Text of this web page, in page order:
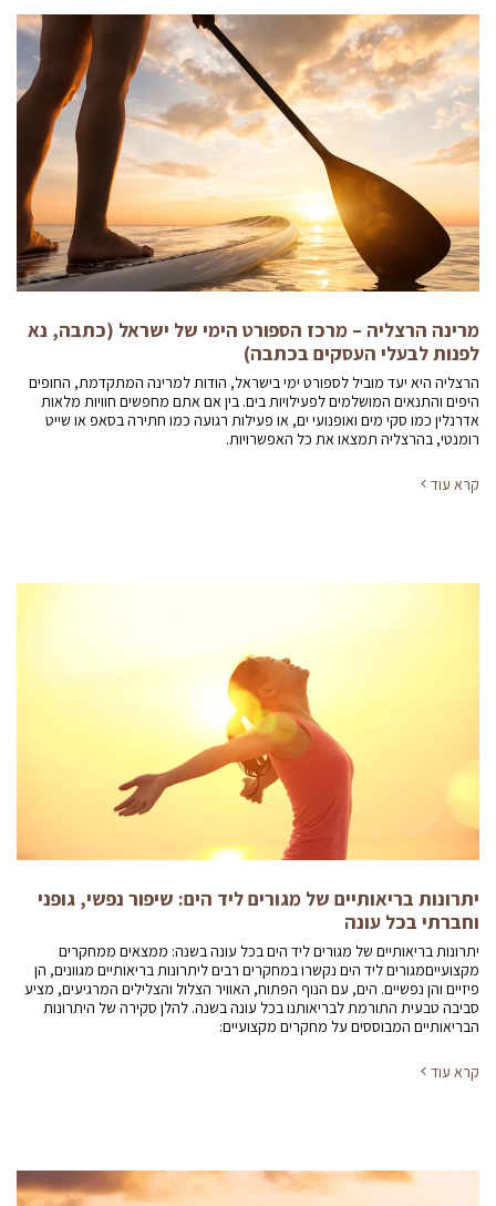
מרינה הרצליה – מרכז הספורט הימי של ישראל (כתבה, נא
לפנות לבעלי העסקים בכתבה)
הרצליה היא יעד מוביל לספורט ימי בישראל, הודות למרינה המתקדמת, החופים
היפים והתנאים המושלמים לפעילויות בים. בין אם אתם מחפשים חוויות מלאות
אדרנלין כמו סקי מים ואופנועי ים, או פעילות רגועה כמו חתירה בסאפ או שייט
רומנטי, בהרצליה תמצאו את כל האפשרויות.
קרא עוד
יתרונות בריאותיים של מגורים ליד הים: שיפור נפשי, גופני
וחברתי בכל עונה
יתרונות בריאותיים של מגורים ליד הים בכל עונה בשנה: ממצאים ממחקרים
מקצועייםמגורים ליד הים נקשרו במחקרים רבים ליתרונות בריאותיים מגוונים, הן
פיזיים והן נפשיים. הים, עם הנוף הפתוח, האוויר הצלול והצלילים המרגיעים, מציע
סביבה טבעית התורמת לבריאותנו בכל עונה בשנה. להלן סקירה של היתרונות
הבריאותיים המבוססים על מחקרים מקצועיים:
קרא עוד